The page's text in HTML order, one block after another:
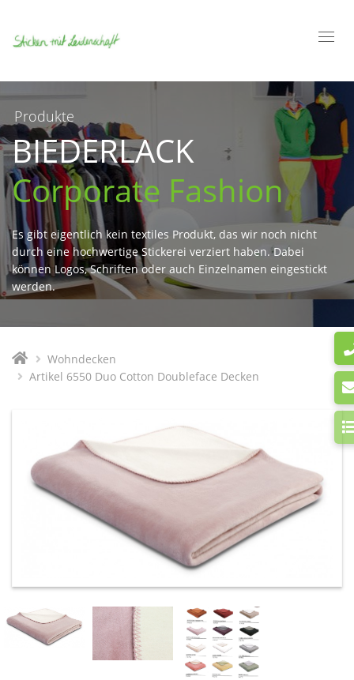
Produkte
BIEDERLACK
Corporate Fashion
Es gibt eigentlich kein textiles Produkt, das wir noch nicht
durch eine hochwertige Stickerei verziert haben. Dabei
können Logos, Schriften oder auch Einzelnamen eingestickt
werden.
Wohndecken
Artikel 6550 Duo Cotton Doubleface Decken